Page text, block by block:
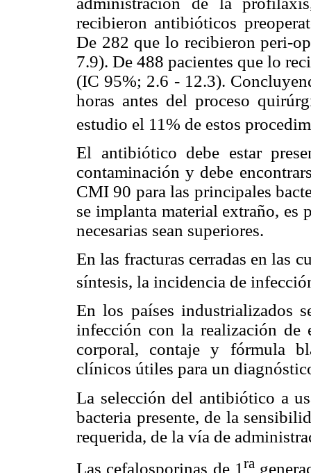
recibieron antibióticos
De 282 que lo recibieron peri-
7.9). De 488 pacientes que lo
(IC 95%; 2.6 - 12.3).
horas antes del proceso
estudio el 11% de estos
El antibiótico debe estar
contaminación y debe
CMI 90 para las principales
se implanta material extraño, es
necesarias sean superiores.
En las fracturas cerradas en las
síntesis, la incidencia de
En los países industrializados
infección con la realización de
corporal, contaje y fórmula
clínicos útiles para un
La selección del antibiótico a
bacteria presente, de la
requerida, de la vía de
Las cefalosporinas de 1 ra